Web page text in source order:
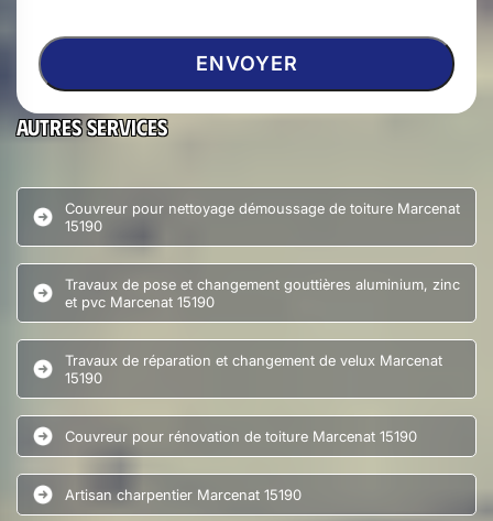
Autres services
Couvreur pour nettoyage démoussage de toiture Marcenat
15190
Travaux de pose et changement gouttières aluminium, zinc
et pvc Marcenat 15190
Travaux de réparation et changement de velux Marcenat
15190
Couvreur pour rénovation de toiture Marcenat 15190
Artisan charpentier Marcenat 15190